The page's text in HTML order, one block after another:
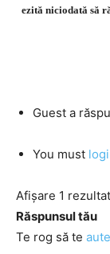
ezită niciodată să
Guest a
You must
Afișare 1 rezultat
Răspunsul tău
Te rog să te